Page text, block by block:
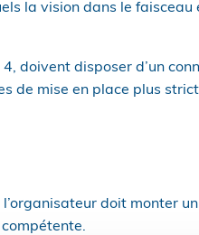
la vision dans le faisceau
doivent disposer d’un
de mise en place plus
doit monter